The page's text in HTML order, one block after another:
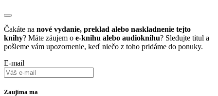
Čakáte na nové vydanie, preklad alebo naskladnenie tejto
knihy? Máte záujem o e-knihu alebo audioknihu? Sledujte titul a
pošleme vám upozornenie, keď niečo z toho pridáme do ponuky.
E-mail
Zaujíma ma